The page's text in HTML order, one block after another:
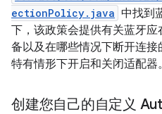
ectionPolicy.java 中找到
下，该政策会提供有关蓝牙
备以及在哪些情况下断开连
特有情形下开启和关闭适配器。
创建您自己的自定义